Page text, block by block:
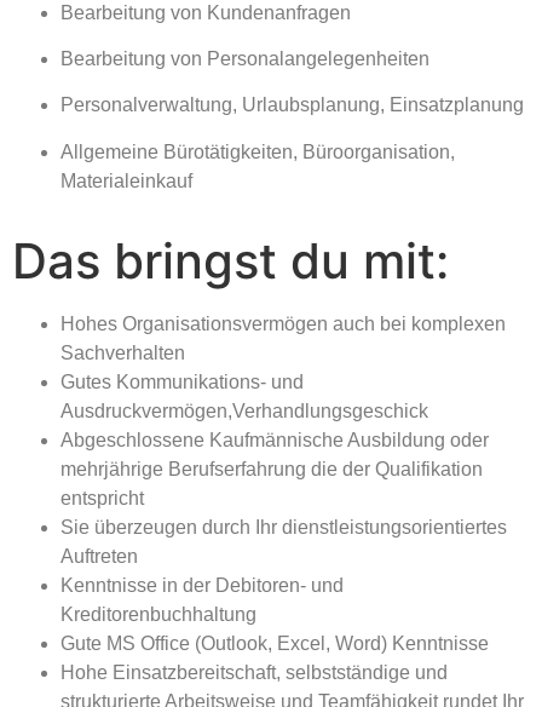
Bearbeitung von Kundenanfragen
Bearbeitung von Personalangelegenheiten
Personalverwaltung, Urlaubsplanung, Einsatzplanung
Allgemeine Bürotätigkeiten, Büroorganisation,
Materialeinkauf
Das bringst du mit:
Hohes Organisationsvermögen auch bei komplexen
Sachverhalten
Gutes Kommunikations- und
Ausdruckvermögen,Verhandlungsgeschick
Abgeschlossene Kaufmännische Ausbildung oder
mehrjährige Berufserfahrung die der Qualifikation
entspricht
Sie überzeugen durch Ihr dienstleistungsorientiertes
Auftreten
Kenntnisse in der Debitoren- und
Kreditorenbuchhaltung
Gute MS Office (Outlook, Excel, Word) Kenntnisse
Hohe Einsatzbereitschaft, selbstständige und
strukturierte Arbeitsweise und Teamfähigkeit rundet Ihr